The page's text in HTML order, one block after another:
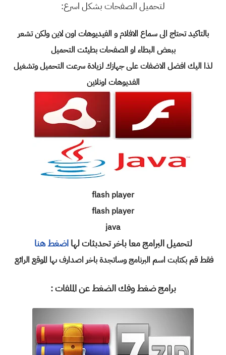
لتحميل الصفحات بشكل اسرع:
بالتاكيد تحتاج الى سماع الافلام و الفيديوهات اون لاين ولكن تشعر
ببعض البطاء او الصفحات بطيئت التحميل
لذا اليك افضل الاضفات على جهازك لزيادة سرعت التحميل وتشغيل
الفديوهات اونلاين
flash player
flash player
java
لتحميل البرامج معا باخر تحدبثات لهااضغط هنا
فقط قم بكتابت اسم البرنامج وساتجدة باخر اصدارف ىها الموقع الرائع
برامج ضغط وفك الضغط عن الملفات :